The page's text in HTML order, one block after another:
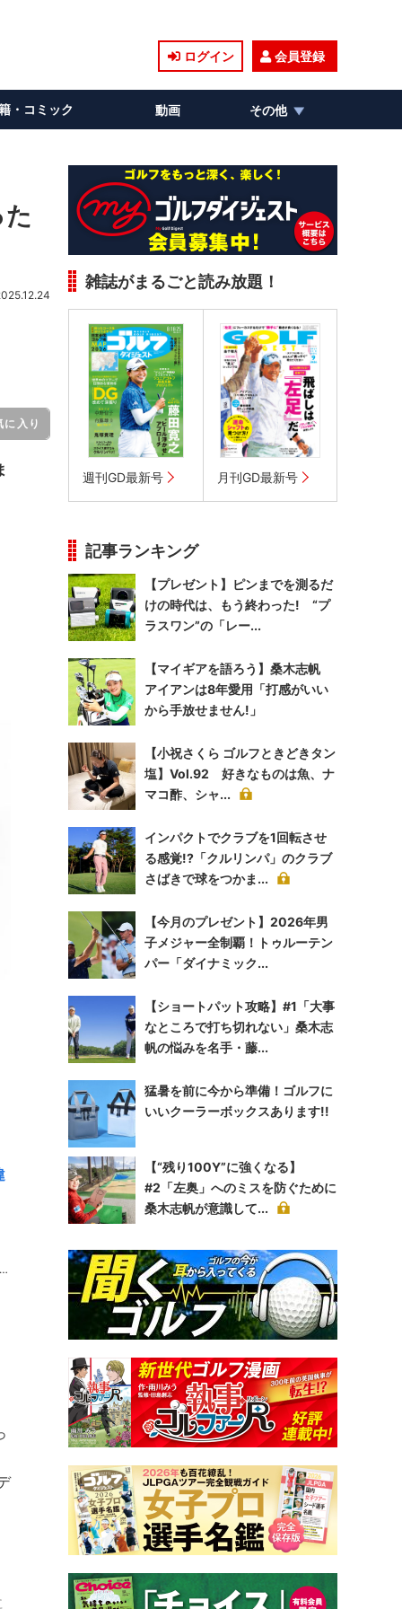
ログイン 会員登録
・コミック 動画 その他
に入り
雑誌がまるごと読み放題！
週刊GD最新号 月刊GD最新号
記事ランキング
【プレゼント】ピンまでを測るだ
けの時代は、もう終わった! “プ
ラスワン”の「レー...
【マイギアを語ろう】桑木志帆
アイアンは8年愛用「打感がいい
から手放せません!」
【小祝さくら ゴルフときどきタン
塩】Vol.92 好きなものは魚、ナ
マコ酢、シャ...
インパクトでクラブを1回転させ
る感覚!?「クルリンパ」のクラブ
さばきで球をつかま...
【今月のプレゼント】2026年男
子メジャー全制覇！トゥルーテン
パー「ダイナミック...
【ショートパット攻略】#1「大事
なところで打ち切れない」桑木志
帆の悩みを名手・藤...
猛暑を前に今から準備！ゴルフに
いいクーラーボックスあります!!
【“残り100Y”に強くなる】
#2「左奥」へのミスを防ぐために
桑木志帆が意識して...